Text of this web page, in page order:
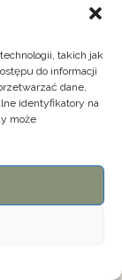
takich jak
do informacji
dane,
identyfikatory na
może